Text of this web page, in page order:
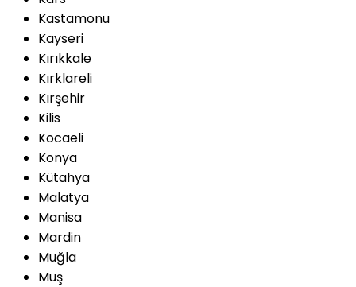
Kastamonu
Kayseri
Kırıkkale
Kırklareli
Kırşehir
Kilis
Kocaeli
Konya
Kütahya
Malatya
Manisa
Mardin
Muğla
Muş